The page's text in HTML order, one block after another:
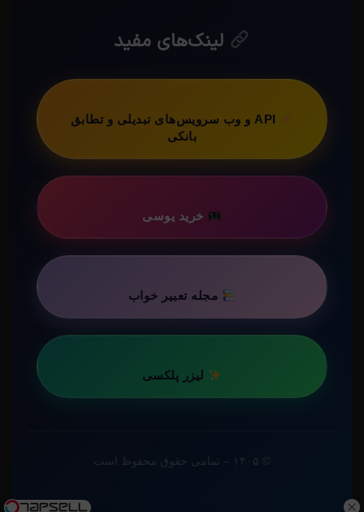
لینک‌های مفید
API و وب سرویس‌های تبدیلی و تطابق
بانکی
خرید یوسی
مجله تعبیر خواب
لیزر پلکسی